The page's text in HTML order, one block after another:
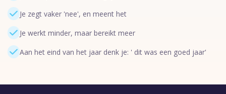
Je zegt vaker 'nee', en meent het
Je werkt minder, maar bereikt meer
Aan het eind van het jaar denk je: ' dit was een goed jaar'